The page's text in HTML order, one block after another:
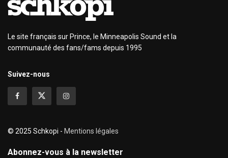
Le site français sur Prince, le Minneapolis Sound et la
communauté des fans/fams depuis 1995
Suivez-nous
© 2025 Schkopi - Mentions légales
Abonnez-vous à la newsletter